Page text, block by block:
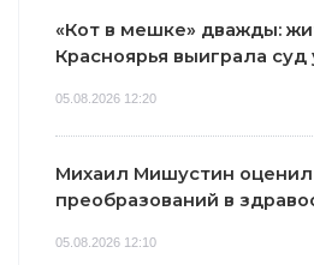
«Кот в мешке» дважды:
Красноярья выиграла
05.08.2026 12:20
Михаил Мишустин оценил
преобразований в
05.08.2026 12:10